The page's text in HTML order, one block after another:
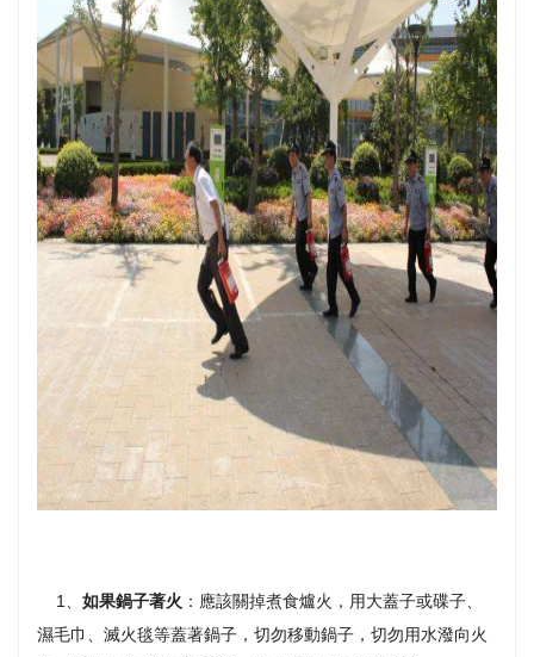
1、 如果鍋子著火 ：應該關掉煮食爐火，用大蓋子或碟子、
濕毛巾、滅火毯等蓋著鍋子，切勿移動鍋子，切勿用水潑向火